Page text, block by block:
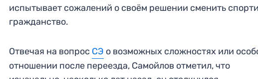
испытывает сожалений о своём решении сменить
гражданство.
Отвечая на вопрос СЭ о возможных сложностях или
отношении после переезда, Самойлов отметил, что